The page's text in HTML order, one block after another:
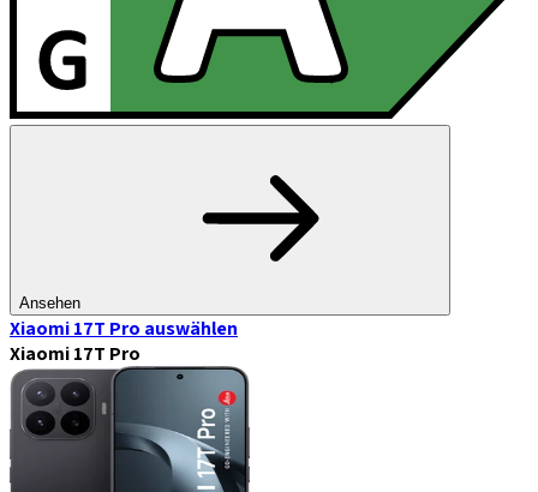
Ansehen
Xiaomi 17T Pro auswählen
Xiaomi 17T Pro